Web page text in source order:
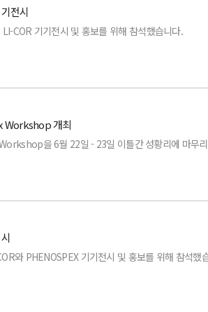
미터기)
사량 센서 / 조도 센서)
전시
COR 기기전시 및 홍보를 위해 참석했습니다.
챔버)
Workshop 개최
을 6월 22일 - 23일 이틀간 성황리에 마무
들을 초빙하여 실시하였으며,
고객분들을 대상으로 교육을 진행하였습니다.
와 PHENOSPEX 기기전시 및 홍보를 위해 참석했